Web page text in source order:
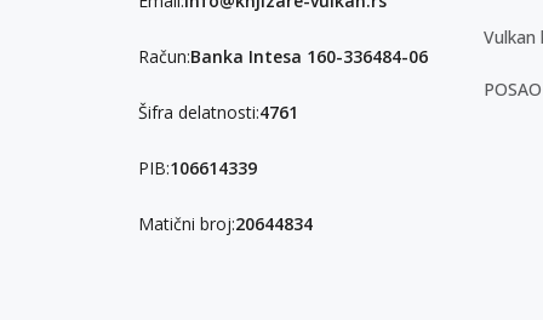
Račun:Banka Intesa 160-336484-06
Šifra delatnosti:4761
PIB:106614339
Matični broj:20644834
Vulkan
POSAO